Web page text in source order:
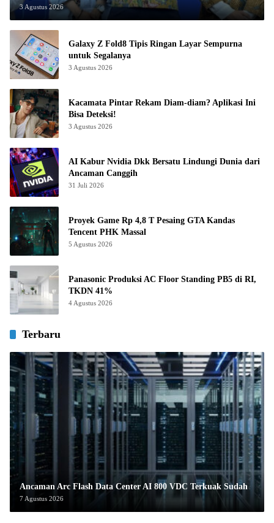
3 Agustus 2026
Galaxy Z Fold8 Tipis Ringan Layar Sempurna
untuk Segalanya
3 Agustus 2026
Kacamata Pintar Rekam Diam-diam? Aplikasi Ini
Bisa Deteksi!
3 Agustus 2026
AI Kabur Nvidia Dkk Bersatu Lindungi Dunia dari
Ancaman Canggih
31 Juli 2026
Proyek Game Rp 4,8 T Pesaing GTA Kandas
Tencent PHK Massal
5 Agustus 2026
Panasonic Produksi AC Floor Standing PB5 di RI,
TKDN 41%
4 Agustus 2026
Terbaru
Ancaman Arc Flash Data Center AI 800 VDC Terkuak Sudah
7 Agustus 2026